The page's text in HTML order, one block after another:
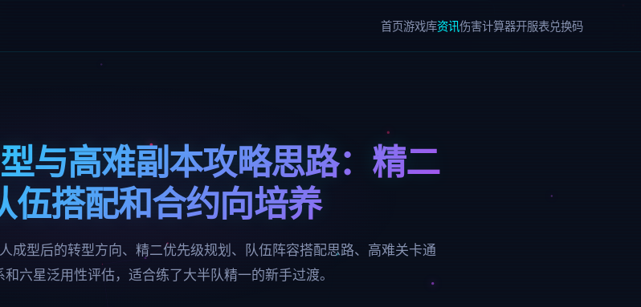
首页游戏库资讯伤害计算器开服表兑换码
与高难副本攻略思路：精二
伍搭配和合约向培养
成型后的转型方向、精二优先级规划、队伍阵容搭配思路、高难关卡通
六星泛用性评估，适合练了大半队精一的新手过渡。